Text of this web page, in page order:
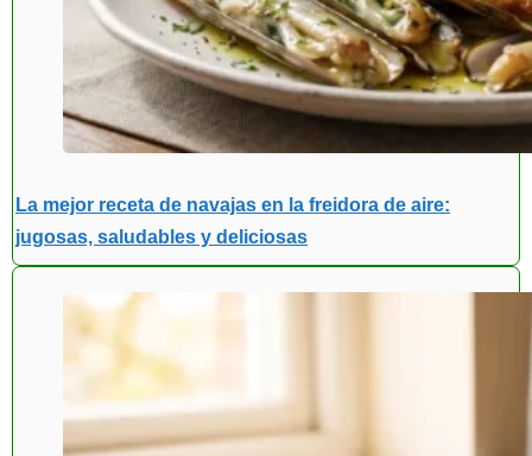
La mejor receta de navajas en la freidora de aire:
jugosas, saludables y deliciosas